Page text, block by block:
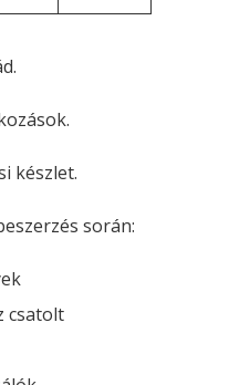
készlet.
során:
csatolt